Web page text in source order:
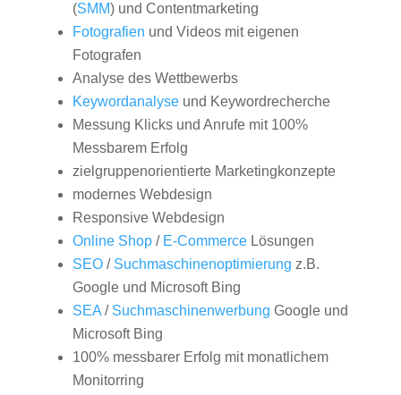
(SMM) und Contentmarketing
Fotografien und Videos mit eigenen
Fotografen
Analyse des Wettbewerbs
Keywordanalyseund Keywordrecherche
Messung Klicks und Anrufe mit 100%
Messbarem Erfolg
zielgruppenorientierte Marketingkonzepte
modernes Webdesign
Responsive Webdesign
Online Shop/ E-CommerceLösungen
SEO/ Suchmaschinenoptimierung z.B.
Google und Microsoft Bing
SEA/ Suchmaschinenwerbung Google und
Microsoft Bing
100% messbarer Erfolg mit monatlichem
Monitorring